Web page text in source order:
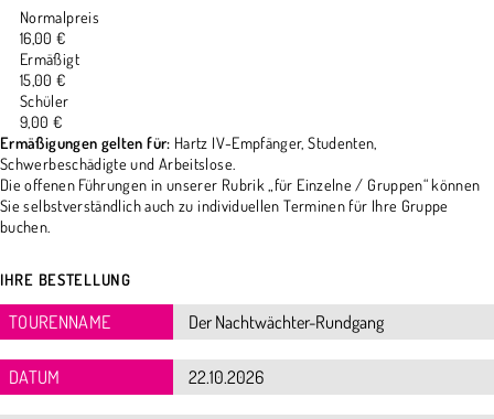
Normalpreis
16,00 €
Ermäßigt
15,00 €
Schüler
9,00 €
Ermäßigungen gelten für: Hartz IV-Empfänger, Studenten,
Schwerbeschädigte und Arbeitslose.
Die offenen Führungen in unserer Rubrik „für Einzelne / Gruppen“ können
Sie selbstverständlich auch zu individuellen Terminen für Ihre Gruppe
buchen.
IHRE BESTELLUNG
TOURENNAME
DATUM